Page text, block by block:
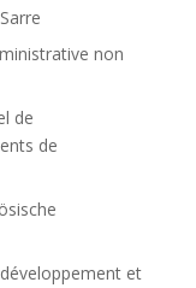
non
de
de
et